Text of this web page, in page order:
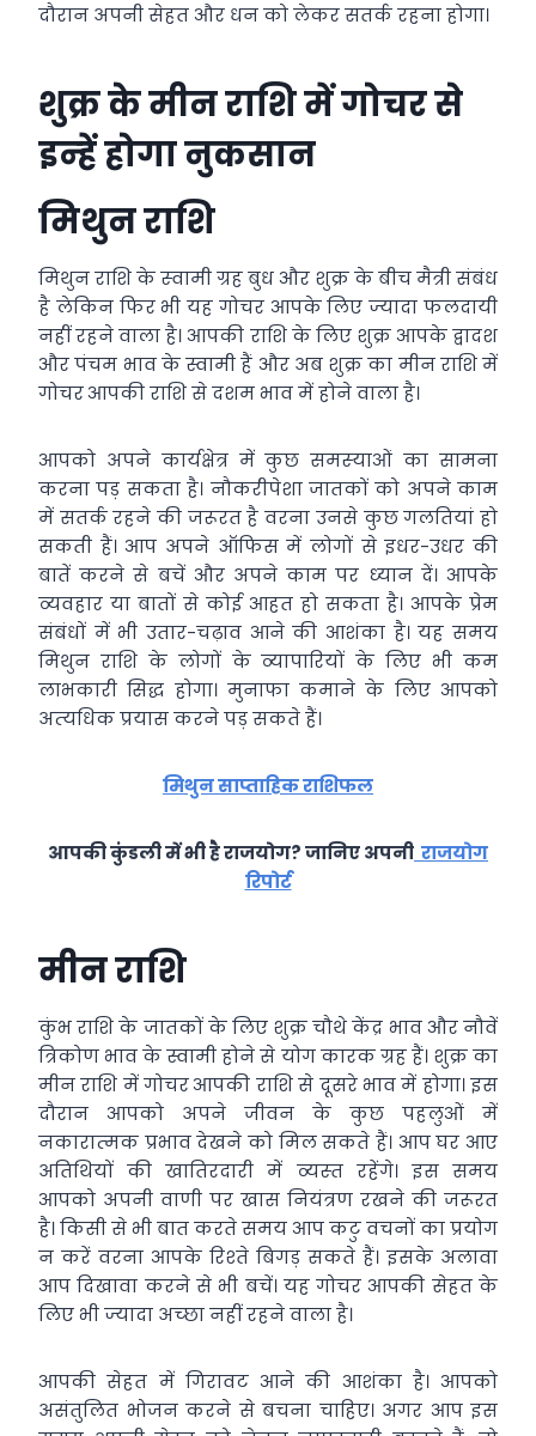
दौरान अपनी सेहत और धन को लेकर सतर्क रहना होगा।
शुक्र के मीन राशि में गोचर से
इन्‍हें होगा नुकसान
मिथुन राशि
मिथुन राशि के स्‍वामी ग्रह बुध और शुक्र के बीच मैत्री संबंध
है लेकिन फिर भी यह गोचर आपके लिए ज्‍यादा फलदायी
नहीं रहने वाला है। आपकी राशि के लिए शुक्र आपके द्वादश
और पंचम भाव के स्वामी हैं और अब शुक्र का मीन राशि में
गोचरआपकी राशि से दशम भाव में होने वाला है।
आपको अपने कार्यक्षेत्र में कुछ समस्‍याओं का सामना
करना पड़ सकता है। नौकरीपेशा जातकों को अपने काम
में सतर्क रहने की जरूरत है वरना उनसे कुछ गलतियां हो
सकती हैं। आप अपने ऑफिस में लोगों से इधर-उधर की
बातें करने से बचें और अपने काम पर ध्‍यान दें। आपके
व्‍यवहार या बातों से कोई आहत हो सकता है। आपके प्रेम
संबंधों में भी उतार-चढ़ाव आने की आशंका है। यह समय
मिथुन राशि के लोगों के व्‍यापारियों के लिए भी कम
लाभकारी सिद्ध होगा। मुनाफा कमाने के लिए आपको
अ‍त्‍यधिक प्रयास करने पड़ सकते हैं।
मिथुन साप्ताहिक राशिफल
आपकी कुंडली में भी है राजयोग? जानिए अपनी राजयोग
रिपोर्ट
मीन राशि
कुंभ राशि के जातकों के लिए शुक्र चौथे केंद्र भाव और नौवें
त्रिकोण भाव के स्वामी होने से योग कारक ग्रह हैं। शुक्र का
मीन राशि में गोचरआपकी राशि से दूसरे भाव में होगा। इस
दौरान आपको अपने जीवन के कुछ पहलुओं में
नकारात्‍मक प्रभाव देखने को मिल सकते हैं। आप घर आए
अतिथियों की खातिरदारी में व्‍यस्‍त रहेंगे। इस समय
आपको अपनी वाणी पर खास नियंत्रण रखने की जरूरत
है। किसी से भी बात करते समय आप कटु वचनों का प्रयोग
न करें वरना आपके रिश्‍ते बिगड़ सकते हैं। इसके अलावा
आप दिखावा करने से भी बचें। यह गोचर आपकी सेहत के
लिए भी ज्‍यादा अच्‍छा नहीं रहने वाला है।
आपकी सेहत में गिरावट आने की आशंका है। आपको
असंतुलित भोजन करने से बचना चाहिए। अगर आप इस